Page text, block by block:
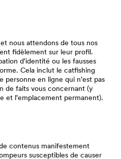
nous attendons de tous nos
fidèlement sur leur profil.
d'identité ou les fausses
Cela inclut le catfishing
personne en ligne qui n'est pas
de faits vous concernant (y
et l'emplacement permanent).
contenus manifestement
susceptibles de causer